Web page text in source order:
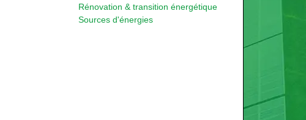
Rénovation & transition énergétique
Sources d'énergies